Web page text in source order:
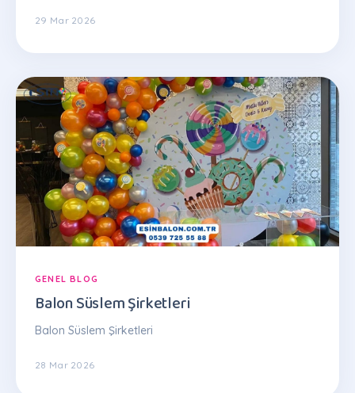
29 Mar 2026
GENEL BLOG
Balon Süslem Şirketleri
Balon Süslem Şirketleri
28 Mar 2026